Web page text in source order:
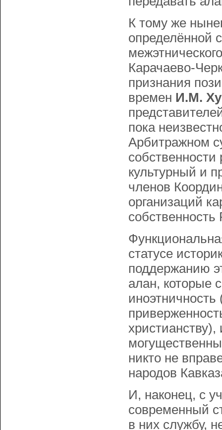
К тому же
определённой
Карачаево-
признания
времен И.М.
пока
Арбитражном
собственности
культурный и
членов
организаций
статусе
поддержанию
алан, которые
никто не
народов
И, наконец, с
современный
в них службу,